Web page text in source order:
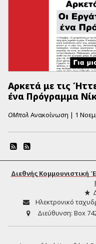
Αρκετά με τις
ένα Πρόγραμμα
ΟΜπολ Ανακοίνωση | 1
Διεθνής Κομμουνιστική
Ηλεκτρονικό
Διεύθυνση: Box